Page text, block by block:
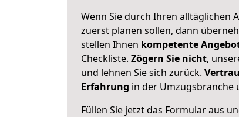
Wenn Sie durch Ihren alltäglichen
zuerst planen sollen, dann
stellen Ihnen kompetente
Checkliste. Zögern Sie nicht,
und lehnen Sie sich zurück.
Erfahrung in der Umzugsbranche
Füllen Sie jetzt das Formular aus